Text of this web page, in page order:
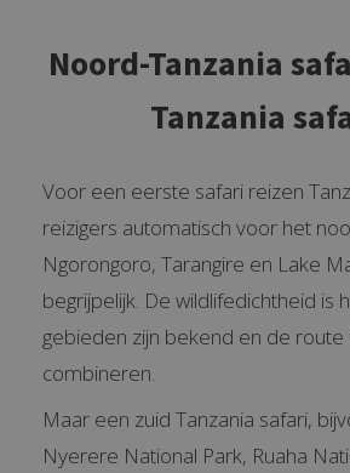
Noord-Tanzania
Tanzania
Voor een eerste safari reizen
reizigers automatisch voor het
Ngorongoro, Tarangire en Lake
begrijpelijk. De wildlifedichtheid is
gebieden zijn bekend en de route
combineren.
Maar een zuid Tanzania safari,
Nyerere National Park, Ruaha